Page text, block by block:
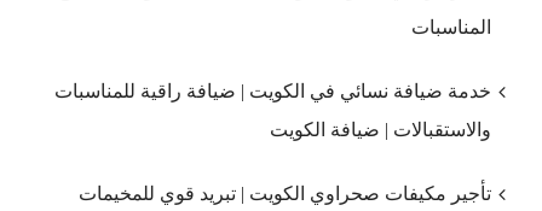
المناسبات
خدمة ضيافة نسائي في الكويت | ضيافة راقية للمناسبات
والاستقبالات | ضيافة الكويت
تأجير مكيفات صحراوي الكويت | تبريد قوي للمخيمات